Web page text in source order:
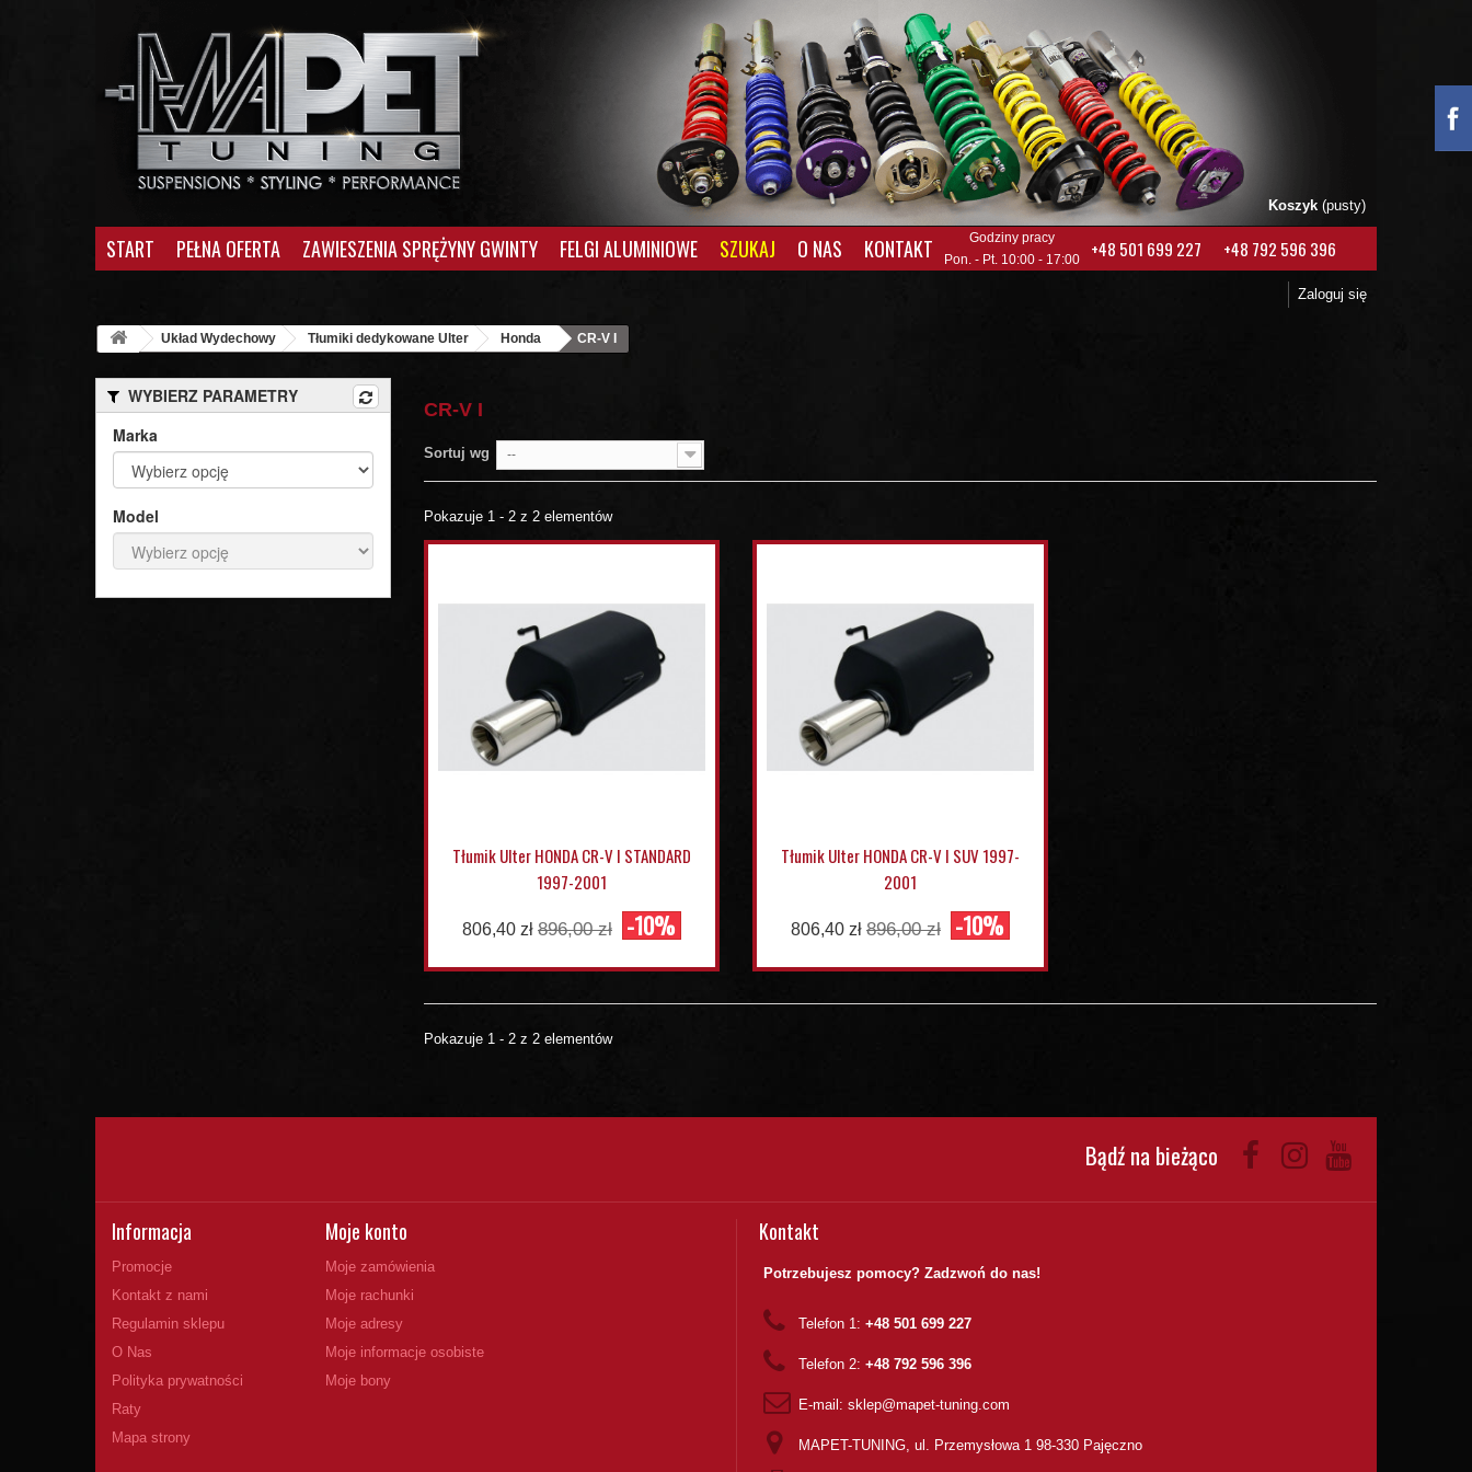
Koszyk (pusty)
START PEŁNA OFERTA ZAWIESZENIA SPRĘŻYNY GWINTY FELGI ALUMINIOWE SZUKAJ O NAS KONTAKT
Godziny pracy
Pon. - Pt. 10:00 - 17:00
+48 501 699 227 +48 792 596 396
Zaloguj się
Układ Wydechowy Tłumiki dedykowane Ulter Honda CR-V I
WYBIERZ PARAMETRY
Marka
Model
CR-V I
Sortuj wg --
Pokazuje 1 - 2 z 2 elementów
Tłumik Ulter HONDA CR-V I STANDARD
1997-2001
806,40 zł 896,00 zł -10%
Tłumik Ulter HONDA CR-V I SUV 1997-
2001
806,40 zł 896,00 zł -10%
Pokazuje 1 - 2 z 2 elementów
Bądź na bieżąco
Informacja
Promocje
Kontakt z nami
Regulamin sklepu
O Nas
Polityka prywatności
Raty
Mapa strony
Moje konto
Moje zamówienia
Moje rachunki
Moje adresy
Moje informacje osobiste
Moje bony
Kontakt
Potrzebujesz pomocy? Zadzwoń do nas!
Telefon 1: +48 501 699 227
Telefon 2: +48 792 596 396
E-mail: sklep@mapet-tuning.com
MAPET-TUNING, ul. Przemysłowa 1 98-330 Pajęczno